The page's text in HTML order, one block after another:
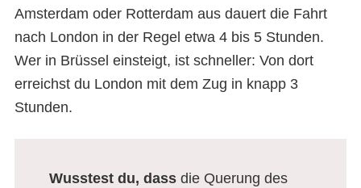
Amsterdam oder Rotterdam aus dauert die Fahrt
nach London in der Regel etwa 4 bis 5 Stunden.
Wer in Brüssel einsteigt, ist schneller: Von dort
erreichst du London mit dem Zug in knapp 3
Stunden.
Wusstest du, dass die Querung des